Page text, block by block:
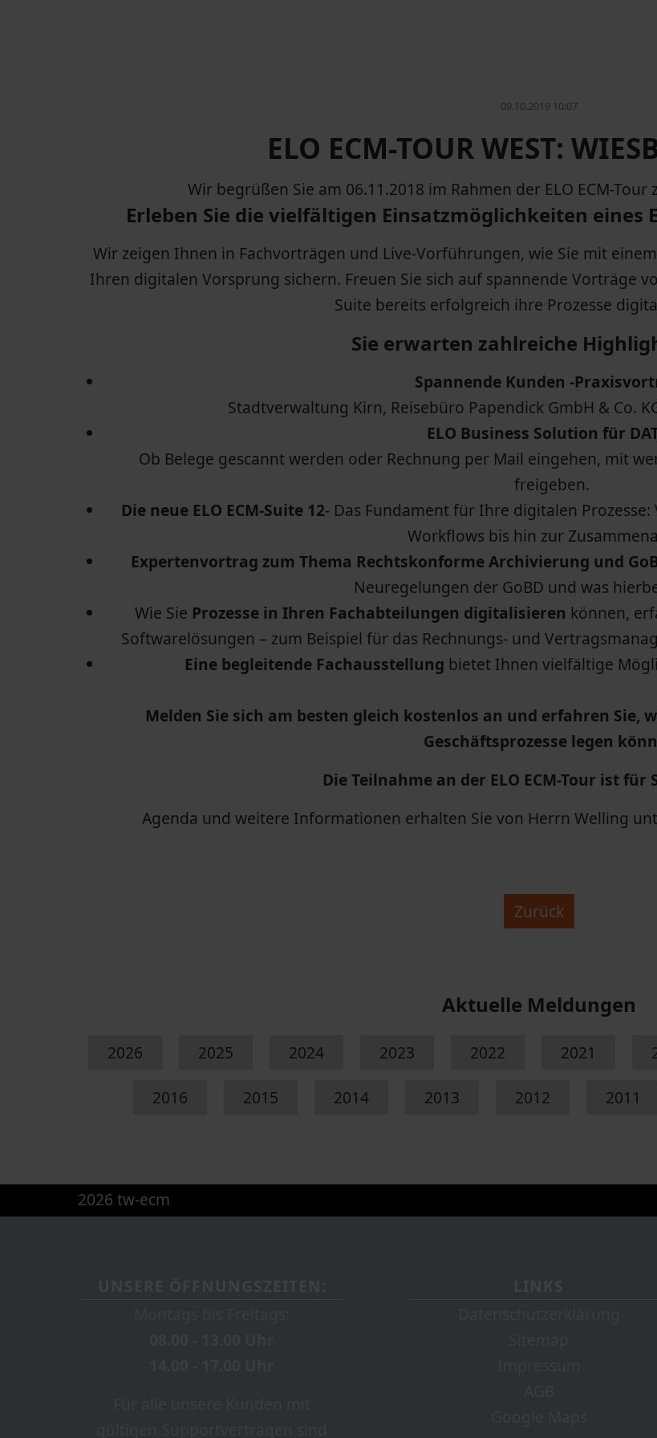
09.10.2019 10:07
ELO ECM-TOUR WEST:
Wir begrüßen Sie am 06.11.2018 im Rahmen der ELO ECM-
Erleben Sie die vielfältigen Einsatzmöglichkeiten eines
Wir zeigen Ihnen in Fachvorträgen und Live-Vorführungen, wie Sie mit
Ihren digitalen Vorsprung sichern. Freuen Sie sich auf spannende Vorträge
Suite bereits erfolgreich ihre Prozesse
Sie erwarten zahlreiche
Spannende Kunden -
Stadtverwaltung Kirn, Reisebüro Papendick GmbH & Co.
ELO Business Solution für
Ob Belege gescannt werden oder Rechnung per Mail eingehen, mit
freigeben.
Die neue ELO ECM-Suite 12- Das Fundament für Ihre digitalen
Workflows bis hin zur
Expertenvortrag zum Thema Rechtskonforme Archivierung und
Neuregelungen der GoBD und was
Wie Sie Prozesse in Ihren Fachabteilungen digitalisieren können,
Softwarelösungen – zum Beispiel für das Rechnungs- und
Eine begleitende Fachausstellung bietet Ihnen vielfältige
Melden Sie sich am besten gleich kostenlos an und erfahren Sie,
Geschäftsprozesse legen
Die Teilnahme an der ELO ECM-Tour ist für
Agenda und weitere Informationen erhalten Sie von Herrn Welling
Zurück
Aktuelle Meldungen
2026 2025 2024 2023 2022 2021
2016 2015 2014 2013 2012 2011
2026 tw-ecm